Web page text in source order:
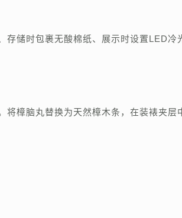
存储时包裹无酸棉纸、展示时设置LED冷
樟脑丸替换为天然樟木条，在装裱夹层